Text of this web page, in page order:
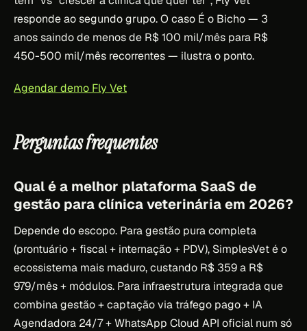
responde ao segundo grupo. O caso É o Bicho — 3
anos saindo de menos de R$ 100 mil/mês para R$
450-500 mil/mês recorrentes — ilustra o ponto.
Agendar demo Fly Vet
Perguntas frequentes
Qual é a melhor plataforma SaaS de
gestão para clínica veterinária em 2026?
Depende do escopo. Para gestão pura completa
(prontuário + fiscal + internação + PDV), SimplesVet é o
ecossistema mais maduro, custando R$ 359 a R$
979/mês + módulos. Para infraestrutura integrada que
combina gestão + captação via tráfego pago + IA
Agendadora 24/7 + WhatsApp Cloud API oficial num só